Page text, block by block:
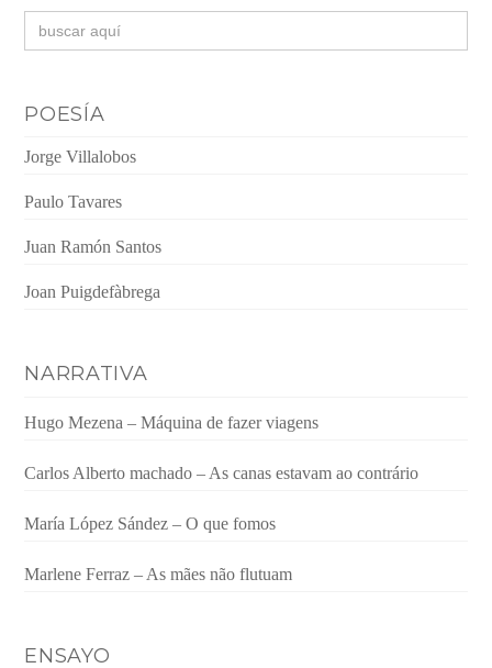
Buscar:
POESÍA
Jorge Villalobos
Paulo Tavares
Juan Ramón Santos
Joan Puigdefàbrega
NARRATIVA
Hugo Mezena – Máquina de fazer viagens
Carlos Alberto machado – As canas estavam ao contrário
María López Sández – O que fomos
Marlene Ferraz – As mães não flutuam
ENSAYO